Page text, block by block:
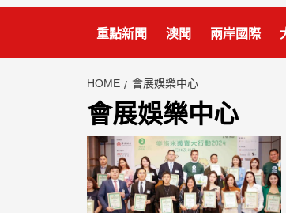
重點新聞 澳聞 兩岸國際
HOME 會展娛樂中心
會展娛樂中心